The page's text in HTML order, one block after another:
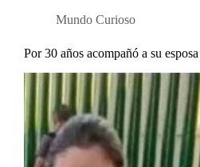
Mundo Curioso
Por 30 años acompañó a su